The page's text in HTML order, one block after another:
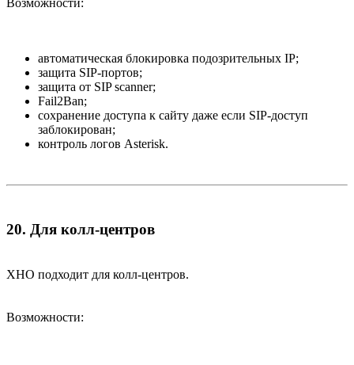
автоматическая блокировка подозрительных IP;
защита SIP-портов;
защита от SIP scanner;
Fail2Ban;
сохранение доступа к сайту даже если SIP-доступ
заблокирован;
контроль логов Asterisk.
20. Для колл-центров​
XHO подходит для колл-центров.
Возможности: